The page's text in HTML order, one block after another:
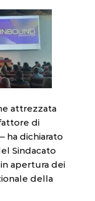
attrezzata
di
ha dichiarato
Sindacato
apertura dei
della